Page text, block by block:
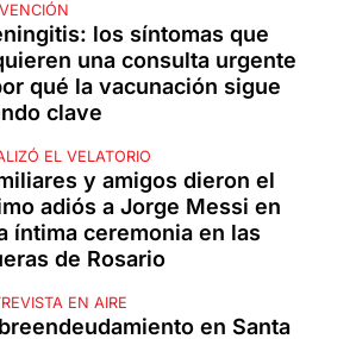
los síntomas que
una consulta urgente
qué la vacunación sigue
clave
EL VELATORIO
y amigos dieron el
adiós a Jorge Messi en
íntima ceremonia en las
de Rosario
EN AIRE
en Santa